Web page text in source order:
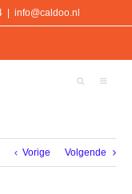
info@caldoo.nl
Vorige Volgende